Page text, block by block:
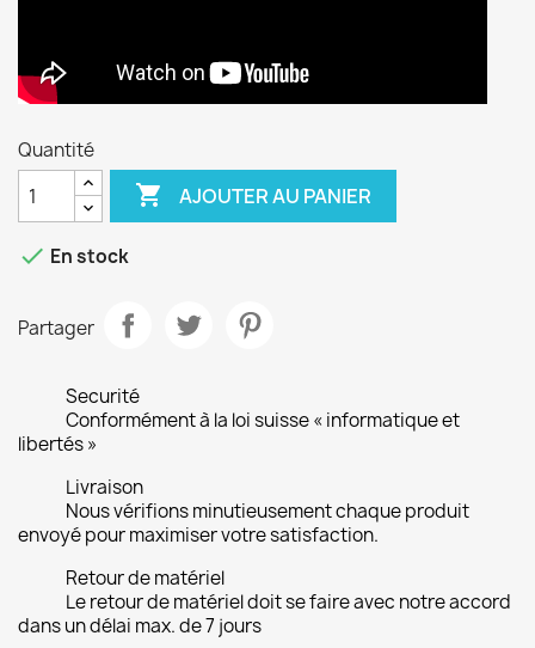
Quantité
 AJOUTER AU PANIER
 En stock
Partager
Securité
Conformément à la loi suisse « informatique et
libertés »
Livraison
Nous vérifions minutieusement chaque produit
envoyé pour maximiser votre satisfaction.
Retour de matériel
Le retour de matériel doit se faire avec notre accord
dans un délai max. de 7 jours